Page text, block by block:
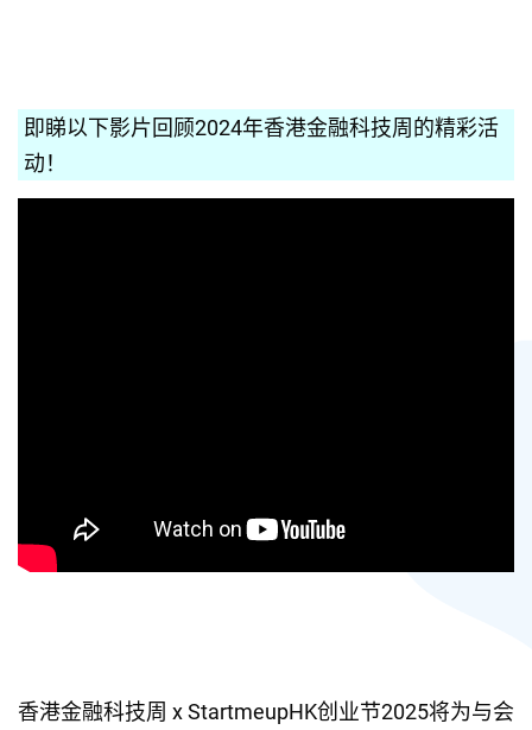
即睇以下影片回顾2024年香港金融科技周的精彩活
动！
香港金融科技周 x StartmeupHK创业节2025将为与会